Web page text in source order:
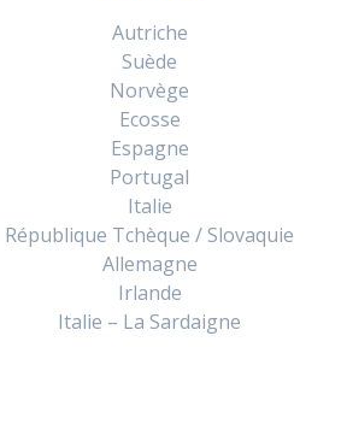
Autriche
Suède
Norvège
Ecosse
Espagne
Portugal
Italie
République Tchèque / Slovaquie
Allemagne
Irlande
Italie – La Sardaigne